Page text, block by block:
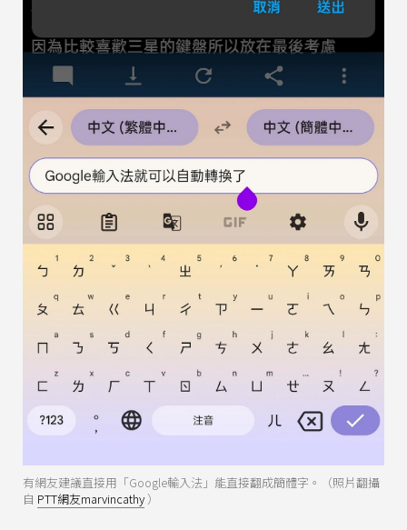
有網友建議直接用「Google輸入法」能直接翻成簡體字。（照片翻攝
自 PTT網友marvincathy ）